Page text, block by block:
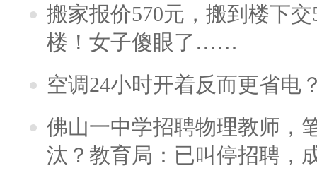
搬家报价570元，搬到楼下
楼！女子傻眼了……
空调24小时开着反而更省电
佛山一中学招聘物理教师，
汰？教育局：已叫停招聘，